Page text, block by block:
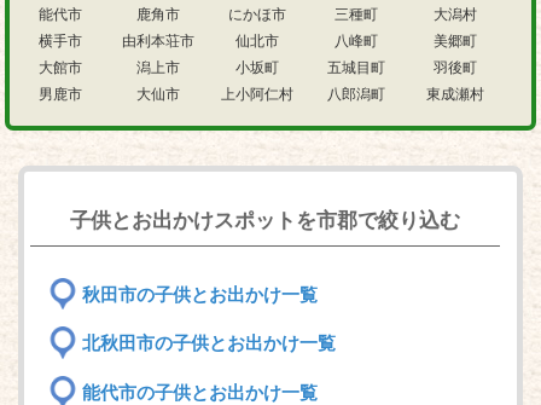
能代市
横手市
大館市
男鹿市
鹿角市
由利本荘市
潟上市
大仙市
にかほ市
仙北市
小坂町
上小阿仁村
三種町
八峰町
五城目町
八郎潟町
大潟村
美郷町
羽後町
東成瀬村
子供とお出かけスポットを市郡で絞り込む
秋田市の子供とお出かけ一覧
北秋田市の子供とお出かけ一覧
能代市の子供とお出かけ一覧